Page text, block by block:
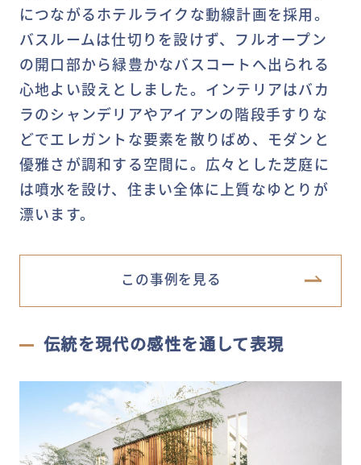
につながるホテルライクな動線計画を採用。
バスルームは仕切りを設けず、フルオープン
の開口部から緑豊かなバスコートへ出られる
心地よい設えとしました。インテリアはバカ
ラのシャンデリアやアイアンの階段手すりな
どでエレガントな要素を散りばめ、モダンと
優雅さが調和する空間に。広々とした芝庭に
は噴水を設け、住まい全体に上質なゆとりが
漂います。
この事例を見る
伝統を現代の感性を通して表現